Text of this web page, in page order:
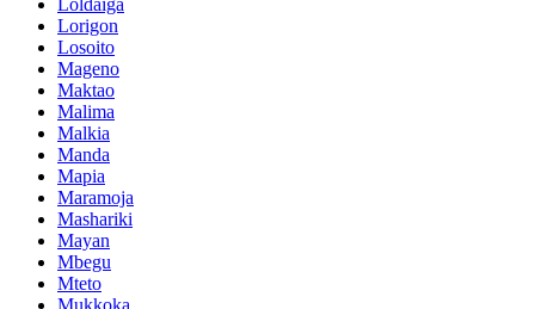
Lorigon
Losoito
Mageno
Maktao
Malima
Malkia
Manda
Mapia
Maramoja
Mashariki
Mayan
Mbegu
Mteto
Mukkoka